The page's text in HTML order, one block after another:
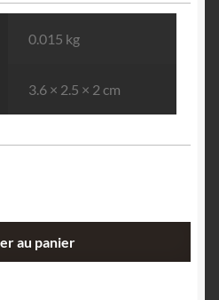
0.015 kg
3.6 × 2.5 × 2 cm
au panier